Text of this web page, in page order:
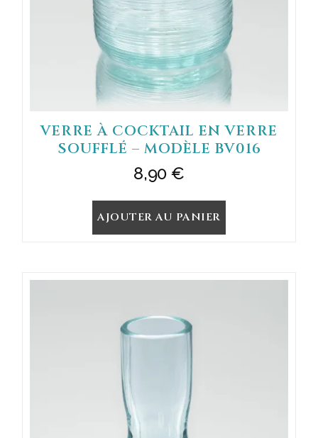
VERRE À COCKTAIL EN VERRE
SOUFFLÉ – MODÈLE BV016
8,90 €
AJOUTER AU PANIER